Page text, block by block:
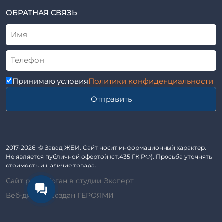
Трубы асбоцементные
Приставки железобетонные (пасынки) Серия 3.407-57 и
ГОСТ 14295-75
Лестничные марши
Автопавильоны
Анкера железобетонные
Балки железобетонные
Блоки железобетонные
Кабины санитарно-технические
Козырьки входов для общественных зданий
Колонны железобетонные
ТУ
Альбом
ОБРАТНАЯ СВЯЗЬ
Принимаю условияПолитики конфиденциальности
Отправить
2017-2026 © Завод ЖБИ. Сайт носит информационный характер.
Не является публичной офертой (ст.435 ГК РФ). Просьба уточнять
стоимость и наличие товара.
Сайт разработан в студии Эксперт
Веб-дизайн создан ГЕРОЯМИ